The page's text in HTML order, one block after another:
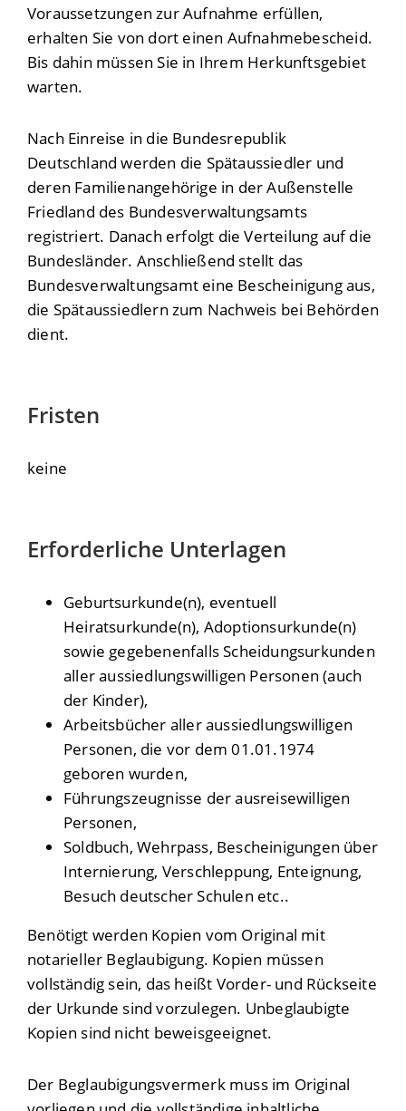
Voraussetzungen zur Aufnahme erfüllen,
erhalten Sie von dort einen Aufnahmebescheid.
Bis dahin müssen Sie in Ihrem Herkunftsgebiet
warten.
Nach Einreise in die Bundesrepublik
Deutschland werden die Spätaussiedler und
deren Familienangehörige in der Außenstelle
Friedland des Bundesverwaltungsamts
registriert. Danach erfolgt die Verteilung auf die
Bundesländer. Anschließend stellt das
Bundesverwaltungsamt eine Bescheinigung aus,
die Spätaussiedlern zum Nachweis bei Behörden
dient.
Fristen
keine
Erforderliche Unterlagen
Geburtsurkunde(n), eventuell
Heiratsurkunde(n), Adoptionsurkunde(n)
sowie gegebenenfalls Scheidungsurkunden
aller aussiedlungswilligen Personen (auch
der Kinder),
Arbeitsbücher aller aussiedlungswilligen
Personen, die vor dem 01.01.1974
geboren wurden,
Führungszeugnisse der ausreisewilligen
Personen,
Soldbuch, Wehrpass, Bescheinigungen über
Internierung, Verschleppung, Enteignung,
Besuch deutscher Schulen etc..
Benötigt werden Kopien vom Original mit
notarieller Beglaubigung. Kopien müssen
vollständig sein, das heißt Vorder- und Rückseite
der Urkunde sind vorzulegen. Unbeglaubigte
Kopien sind nicht beweisgeeignet.
Der Beglaubigungsvermerk muss im Original